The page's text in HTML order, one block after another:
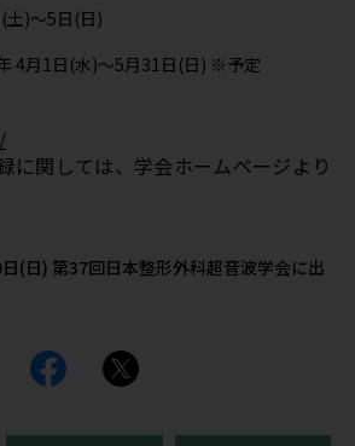
土)～5日(日)
4月1日(水)～5月31日(日) ※予定
に関しては、学会ホームページより
(日) 第37回日本整形外科超音波学会に出